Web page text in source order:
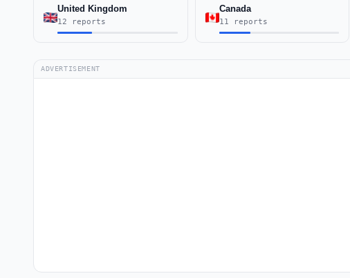
United Kingdom
12 reports
Canada
11 reports
ADVERTISEMENT